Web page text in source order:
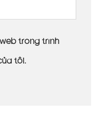
trong trình
tôi.